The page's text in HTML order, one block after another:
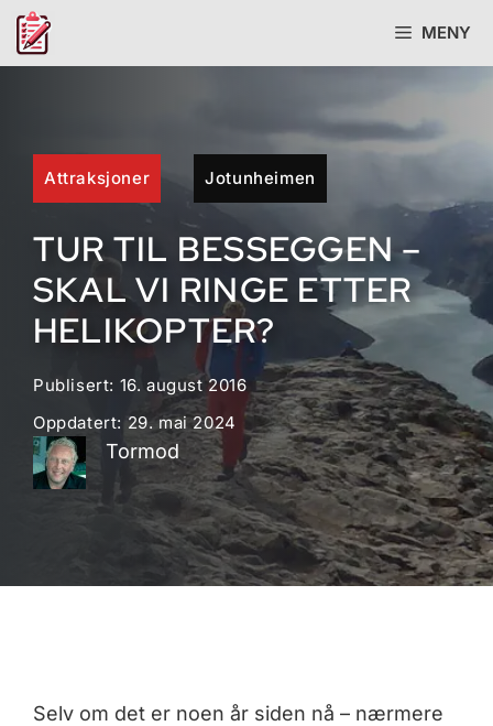
Hopp
MENY
Attraksjoner Jotunheimen
TUR TIL BESSEGGEN –
SKAL VI RINGE ETTER
HELIKOPTER?
Publisert: 16. august 2016
Oppdatert: 29. mai 2024
Tormod
Selv om det er noen år siden nå – nærmere